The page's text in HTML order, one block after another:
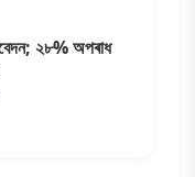
২৮% অপৰাধ